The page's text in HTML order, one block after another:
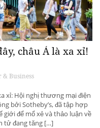
châu Á là xa xỉ!
& Business
xỉ: Hội nghị thương mại điện
bởi Sotheby’s, đã tập hợp
giới để mổ xẻ và thảo luận về
tử đang tăng […]